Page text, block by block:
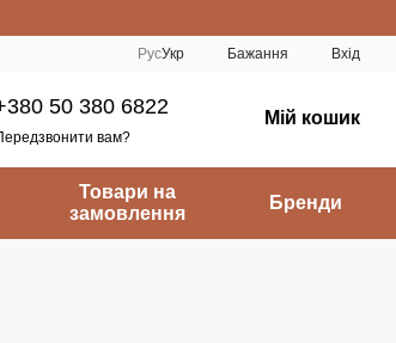
РусУкр Бажання Вхід
50 380 6822
вам?
Мій кошик
Товари на
замовлення
Бренди